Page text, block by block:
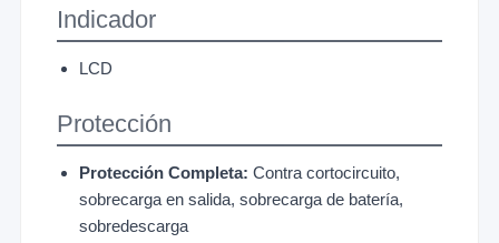
Indicador
LCD
Protección
Protección Completa: Contra cortocircuito,
sobrecarga en salida, sobrecarga de batería,
sobredescarga